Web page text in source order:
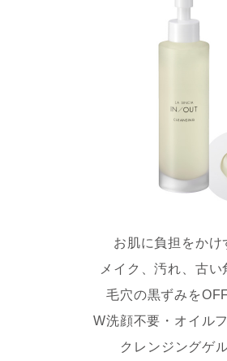
お肌に負担をかけ
メイク、汚れ、古い
毛穴の黒ずみを
W洗顔不要・オイル
クレンジングゲル